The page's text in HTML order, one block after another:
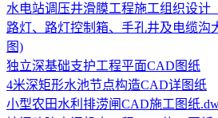
水电站调压井滑膜工程施工组织设计
路灯、路灯控制箱、手孔井及电缆沟
图)
独立深基础支护工程平面CAD图纸
4米深矩形水池节点构造CAD详图纸
小型农田水利排涝闸CAD施工图纸